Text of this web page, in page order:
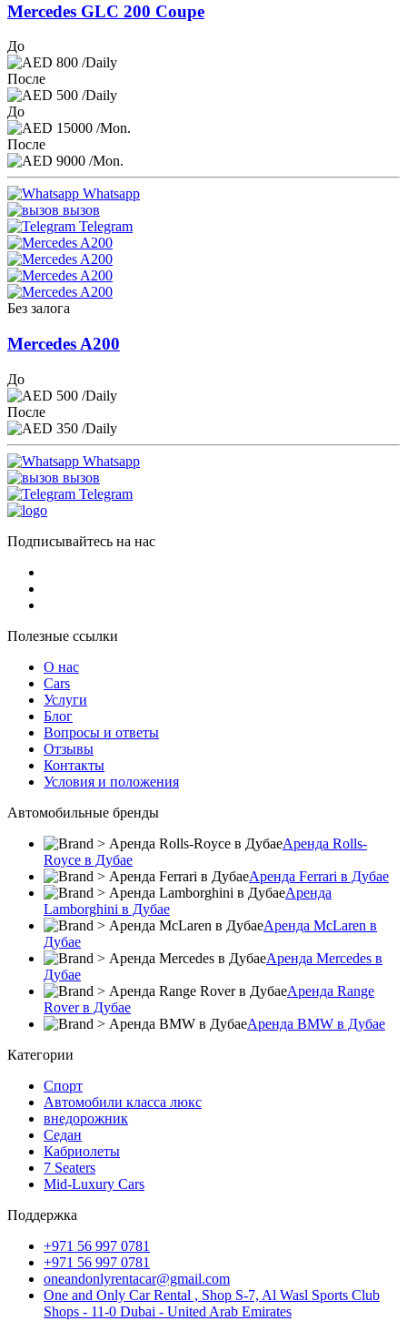
Mercedes GLC 200 Coupe
До
800 /Daily
После
500 /Daily
До
15000 /Mon.
После
9000 /Mon.
Whatsapp
вызов
Telegram
Без залога
Mercedes A200
До
500 /Daily
После
350 /Daily
Whatsapp
вызов
Telegram
Подписывайтесь на нас
Полезные ссылки
О нас
Cars
Услуги
Блог
Вопросы и ответы
Отзывы
Контакты
Условия и положения
Автомобильные бренды
Аренда Rolls-
Royce в Дубае
Аренда Ferrari в Дубае
Аренда
Lamborghini в Дубае
Аренда McLaren в
Дубае
Аренда Mercedes в
Дубае
Аренда Range
Rover в Дубае
Аренда BMW в Дубае
Категории
Спорт
Автомобили класса люкс
внедорожник
Седан
Кабриолеты
7 Seaters
Mid-Luxury Cars
Поддержка
+971 56 997 0781
+971 56 997 0781
oneandonlyrentacar@gmail.com
One and Only Car Rental , Shop S-7, Al Wasl Sports Club
Shops - 11-0 Dubai - United Arab Emirates